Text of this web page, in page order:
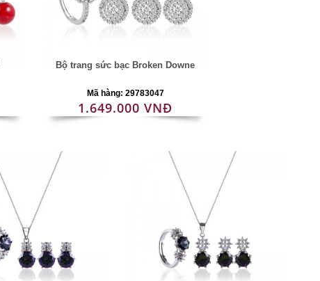
Bộ trang sức bạc Broken Downe
Mã hàng: 29783047
1.649.000 VNĐ